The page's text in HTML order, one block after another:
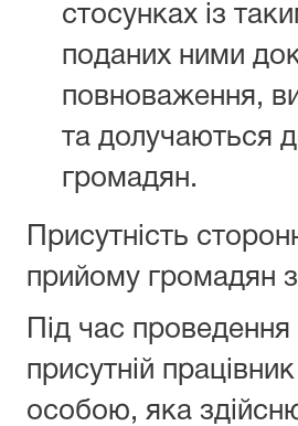
стосунках із
поданих ними
повноваження,
та долучаються
громадян.
Присутність
прийому громадян
Під час
присутній
особою, яка